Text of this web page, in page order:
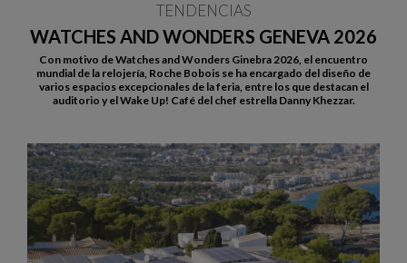
WATCHES AND WONDERS GENEVA 2026
TENDENCIAS
Con motivo de Watches and Wonders Ginebra 2026, el encuentro
mundial de la relojería, Roche Bobois se ha encargado del diseño de
varios espacios excepcionales de la feria, entre los que destacan el
auditorio y el Wake Up! Café del chef estrella Danny Khezzar.